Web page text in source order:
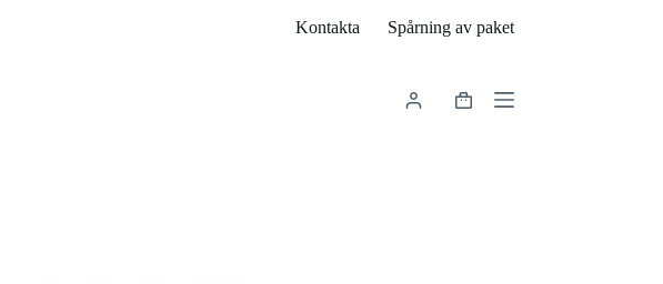
Kontakta Spårning av paket
Varukorg